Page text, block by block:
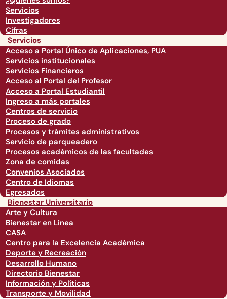
Servicios
Investigadores
Cifras
Servicios
Acceso a Portal Único de Aplicaciones, PUA
Servicios institucionales
Servicios Financieros
Acceso al Portal del Profesor
Acceso a Portal Estudiantil
Ingreso a más portales
Centros de servicio
Proceso de grado
Procesos y trámites administrativos
Servicio de parqueadero
Procesos académicos de las facultades
Zona de comidas
Convenios Asociados
Centro de Idiomas
Egresados
Bienestar Universitario
Arte y Cultura
Bienestar en Linea
CASA
Centro para la Excelencia Académica
Deporte y Recreación
Desarrollo Humano
Directorio Bienestar
Información y Políticas
Transporte y Movilidad